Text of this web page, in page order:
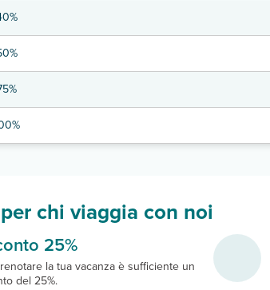
chi viaggia con noi
25%
la tua vacanza è sufficiente un
del 25%.